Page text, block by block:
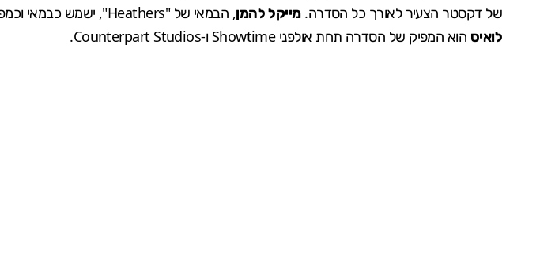
של דקסטר הצעיר לאורך כל הסדרה.מייקל להמן, הבמאי של "Heathers", ישמש כבמאי וכמפיק בפועל ו
לואיס הוא המפיק של הסדרה תחת אולפני Showtime ו-Counterpart Studios.